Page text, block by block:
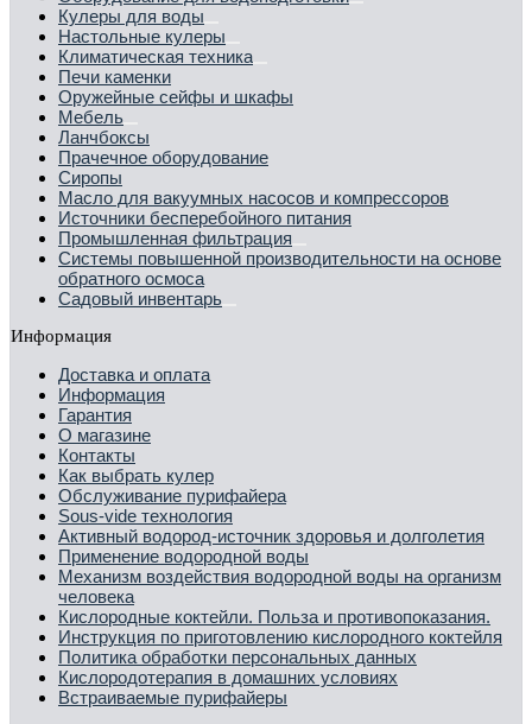
Кулеры для воды
Настольные кулеры
Климатическая техника
Печи каменки
Оружейные сейфы и шкафы
Мебель
Ланчбоксы
Прачечное оборудование
Сиропы
Масло для вакуумных насосов и компрессоров
Источники бесперебойного питания
Промышленная фильтрация
Системы повышенной производительности на основе
обратного осмоса
Садовый инвентарь
Информация
Доставка и оплата
Информация
Гарантия
О магазине
Контакты
Как выбрать кулер
Обслуживание пурифайера
Sous-vide технология
Активный водород-источник здоровья и долголетия
Применение водородной воды
Механизм воздействия водородной воды на организм
человека
Кислородные коктейли. Польза и противопоказания.
Инструкция по приготовлению кислородного коктейля
Политика обработки персональных данных
Кислородотерапия в домашних условиях
Встраиваемые пурифайеры